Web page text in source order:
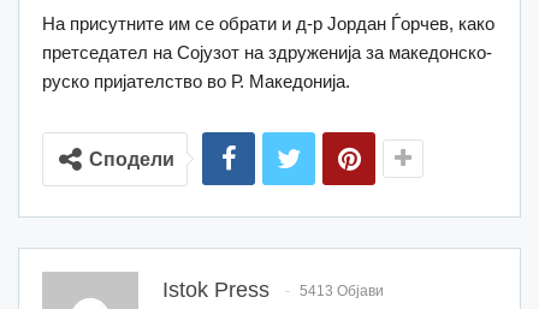
На присутните им се обрати и д-р Јордан Ѓорчев, како
претседател на Сојузот на здруженија за македонско-
руско пријателство во Р. Македонија.
Сподели
Istok Press 5413 Објави